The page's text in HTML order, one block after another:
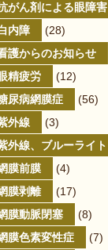
がん剤による眼障害
内障
(28)
護からのお知らせ
精疲労
(12)
尿病網膜症
(56)
外線
(3)
外線、ブルーライト
膜前膜
(4)
膜剥離
(17)
膜動脈閉塞
(8)
膜色素変性症
(7)